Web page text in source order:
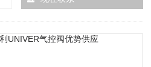
送器外壳接地可能不足以满足接地要